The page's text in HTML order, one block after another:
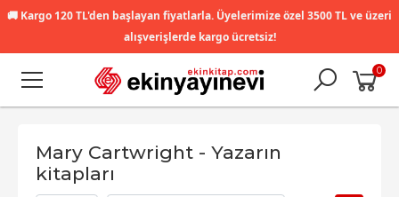
🚚 Kargo 120 TL'den başlayan fiyatlarla. Üyelerimize özel 3500 TL ve üzeri
alışverişlerde kargo ücretsiz!
0
Mary Cartwright - Yazarın
kitapları